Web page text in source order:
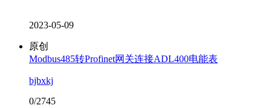
2023-05-09
原创
Modbus485转Profinet网关连接ADL400电能表
bjbxkj
0/2745